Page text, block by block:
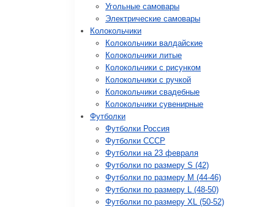
Угольные самовары
Электрические самовары
Колокольчики
Колокольчики валдайские
Колокольчики литые
Колокольчики с рисунком
Колокольчики с ручкой
Колокольчики свадебные
Колокольчики сувенирные
Футболки
Футболки Россия
Футболки СССР
Футболки на 23 февраля
Футболки по размеру S (42)
Футболки по размеру М (44-46)
Футболки по размеру L (48-50)
Футболки по размеру XL (50-52)